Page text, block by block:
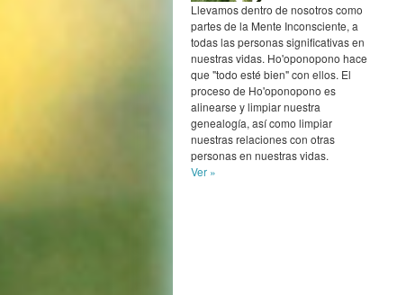
Llevamos dentro de nosotros como
partes de la Mente Inconsciente, a
todas las personas significativas en
nuestras vidas. Ho'oponopono hace
que "todo esté bien" con ellos. El
proceso de Ho'oponopono es
alinearse y limpiar nuestra
genealogía, así como limpiar
nuestras relaciones con otras
personas en nuestras vidas.
Ver »